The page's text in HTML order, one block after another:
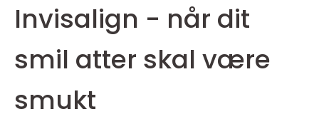
Invisalign - når dit
smil atter skal være
smukt